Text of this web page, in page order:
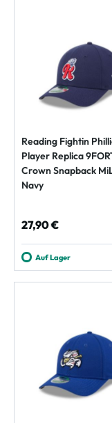
Reading Fightin
Player Replica
Crown Snapback
Navy
Regulärer Preis:
27,90 €
Auf Lager